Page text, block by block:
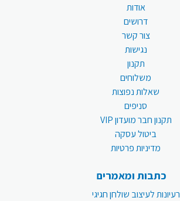
אודות
דרושים
צור קשר
נגישות
תקנון
משלוחים
שאלות נפוצות
סניפים
תקנון חבר מועדון VIP
ביטול עסקה
מדיניות פרטיות
כתבות ומאמרים
רעיונות לעיצוב שולחן חגיגי